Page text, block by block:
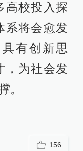
高校投入探
系将会愈发
有创新思
，为社会发
。
156